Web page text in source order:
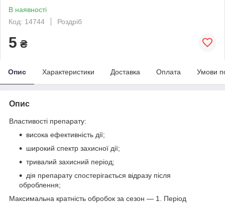
В наявності
Код: 14744
Роздріб
5 ₴
Опис Характеристики Доставка Оплата Умови
Опис
Властивості препарату:
висока ефективність дії;
широкий спектр захисної дії;
тривалий захисний період;
дія препарату спостерігається відразу після
оброблення;
Максимальна кратність обробок за сезон — 1. Період